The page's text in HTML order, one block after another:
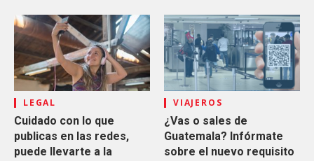
LEGAL
Cuidado con lo que
publicas en las redes,
puede llevarte a la
VIAJEROS
¿Vas o sales de
Guatemala? Infórmate
sobre el nuevo requisito